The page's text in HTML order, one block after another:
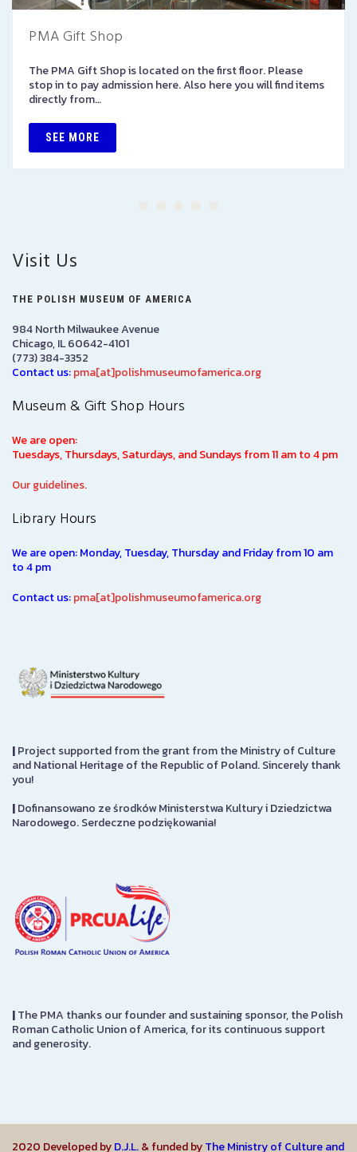
PMA Gift Shop
The PMA Gift Shop is located on the first floor. Please
stop in to pay admission here. Also here you will find items
directly from…
SEE MORE
Visit Us
THE POLISH MUSEUM OF AMERICA
984 North Milwaukee Avenue
Chicago, IL 60642-4101
(773) 384-3352
Contact us:pma[at]polishmuseumofamerica.org
Museum & Gift Shop Hours
We are open:
Tuesdays, Thursdays, Saturdays, and Sundays from 11 am to 4 pm
Our guidelines.
Library Hours
We are open: Monday, Tuesday, Thursday and Friday from 10 am
to 4 pm
Contact us:pma[at]polishmuseumofamerica.org
|Project supported from the grant from the Ministry of Culture
and National Heritage of the Republic of Poland. Sincerely thank
you!
|Dofinansowano ze środków Ministerstwa Kultury i Dziedzictwa
Narodowego. Serdeczne podziękowania!
|The PMA thanks our founder and sustaining sponsor, the Polish
Roman Catholic Union of America, for its continuous support
and generosity.
2020 Developed byD.J.L.& funded byThe Ministry of Culture and